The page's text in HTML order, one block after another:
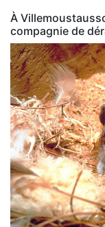
À
compagnie de